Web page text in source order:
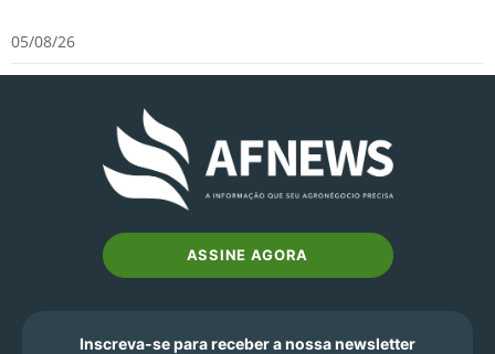
05/08/26
ASSINE AGORA
Inscreva-se para receber a nossa newsletter